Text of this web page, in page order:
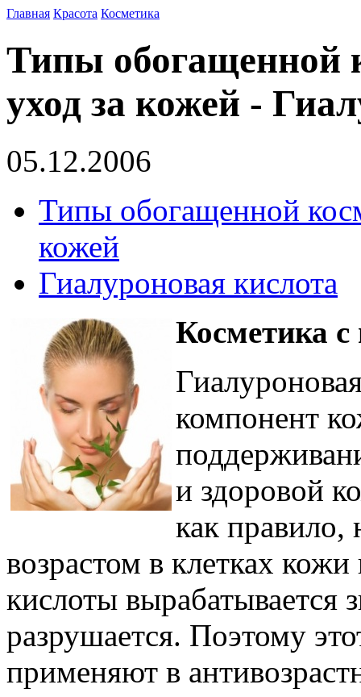
Главная Красота Косметика
Типы обогащенной
уход за кожей -
05.12.2006
Типы обогащенной
кожей
Гиалуроновая кислота
Косметика с
компонент
и здоровой
как правило,
возрастом в клетках
кислоты вырабатывается
разрушается. Поэтому
применяют в